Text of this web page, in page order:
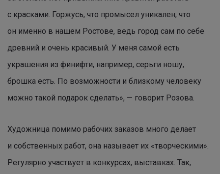
с красками. Горжусь, что промысел уникален, что
он именно в нашем Ростове, ведь город сам по себе
древний и очень красивый. У меня самой есть
украшения из финифти, например, серьги ношу,
брошка есть. По возможности и близкому человеку
можно такой подарок сделать», — говорит Розова.
Художница помимо рабочих заказов много делает
и собственных работ, она называет их «творческими».
Регулярно участвует в конкурсах, выставках. Так,